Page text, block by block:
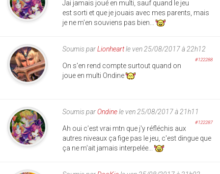
Jai jamais joué en multi, sauf quand le jeu
est sorti et que je jouais avec mes parents, mais
je ne m'en souviens pas bien...
Soumis parLionheartle ven 25/08/2017 à 22h12
#122288
On s'en rend compte surtout quand on
joue en multi Ondine
Soumis parOndinele ven 25/08/2017 à 21h11
#122287
Ah oui c'est vrai mtn que j'y réfléchis aux
autres niveaux ça fige pas le jeu, c'est dingue que
ça ne m'ait jamais interpelée...